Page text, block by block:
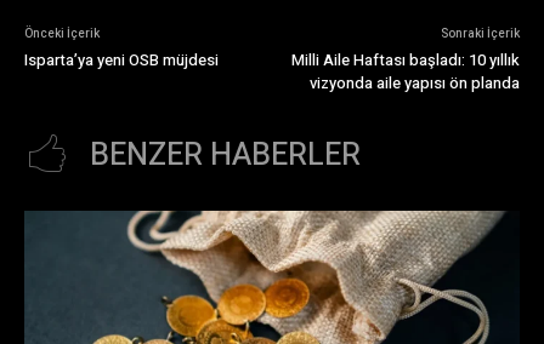
Önceki İçerik
Isparta’ya yeni OSB müjdesi
Sonraki İçerik
Milli Aile Haftası başladı: 10 yıllık
vizyonda aile yapısı ön planda
BENZER HABERLER